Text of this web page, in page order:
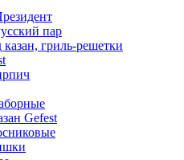
пар
гриль-решетки
Gefest